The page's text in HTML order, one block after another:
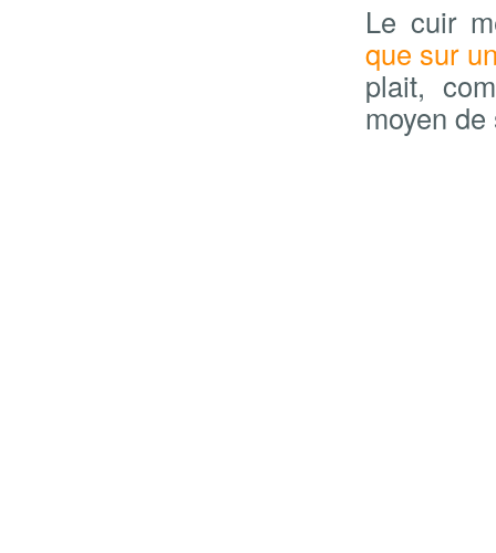
Le cuir
que sur
plait,
moyen